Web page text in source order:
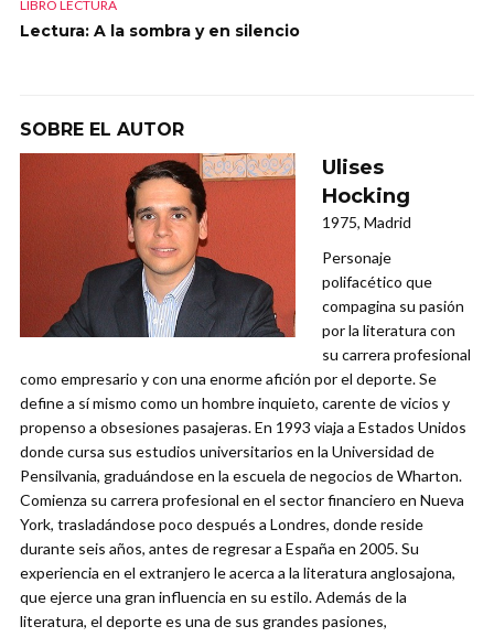
LIBRO LECTURA
Lectura: A la sombra y en silencio
SOBRE EL AUTOR
Ulises
Hocking
1975, Madrid
Personaje
polifacético que
compagina su pasión
por la literatura con
su carrera profesional
como empresario y con una enorme afición por el deporte. Se
define a sí mismo como un hombre inquieto, carente de vicios y
propenso a obsesiones pasajeras. En 1993 viaja a Estados Unidos
donde cursa sus estudios universitarios en la Universidad de
Pensilvania, graduándose en la escuela de negocios de Wharton.
Comienza su carrera profesional en el sector financiero en Nueva
York, trasladándose poco después a Londres, donde reside
durante seis años, antes de regresar a España en 2005. Su
experiencia en el extranjero le acerca a la literatura anglosajona,
que ejerce una gran influencia en su estilo. Además de la
literatura, el deporte es una de sus grandes pasiones,